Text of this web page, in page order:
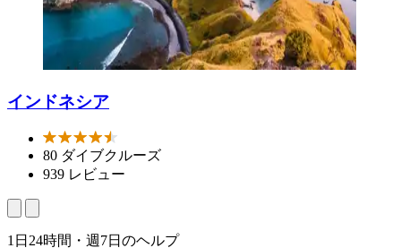
インドネシア
80 ダイブクルーズ
939 レビュー
1日24時間・週7日のヘルプ